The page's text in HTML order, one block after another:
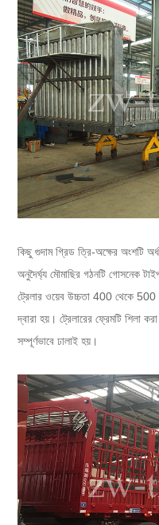
কিছু গুদাম গ্রিড ত্রি-অক্ষের অংশটি
অনুদৈর্ঘ্য মৌমাছির গঠনটি গোসনেক
ট্রেলার ওয়েব উচ্চতা 400 থেকে 500
দ্বারা হয়। ট্রেলারের ফ্রেমটি শিলা
সম্পূর্ণভাবে ঢালাই হয়।